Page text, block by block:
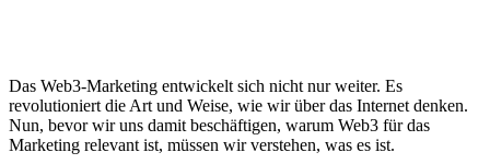
Das Web3-Marketing entwickelt sich nicht nur weiter. Es
revolutioniert die Art und Weise, wie wir über das Internet denken.
Nun, bevor wir uns damit beschäftigen, warum Web3 für das
Marketing relevant ist, müssen wir verstehen, was es ist.